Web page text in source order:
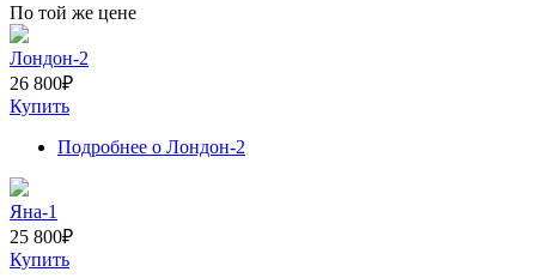
По той же цене
Лондон-2
26 800₽
Купить
Подробнее о Лондон-2
Яна-1
25 800₽
Купить